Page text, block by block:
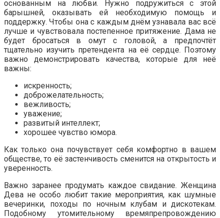
основанным на любви. Нужно подружиться с этой
барышней, оказывать ей необходимую помощь и
поддержку. Чтобы она с каждым днём узнавала вас всё
лучше и чувствовала постепенное притяжение. Дама не
будет бросаться в омут с головой, а предпочтёт
тщательно изучить претендента на её сердце. Поэтому
важно демонстрировать качества, которые для неё
важны:
искренность;
доброжелательность;
вежливость;
уважение;
развитый интеллект;
хорошее чувство юмора.
Как только она почувствует себя комфортно в вашем
обществе, то её застенчивость сменится на открытость и
уверенность.
Важно заранее продумать каждое свидание. Женщина
Дева не особо любит такие мероприятия, как шумные
вечеринки, походы по ночным клубам и дискотекам.
Подобному утомительному времяпрепровождению